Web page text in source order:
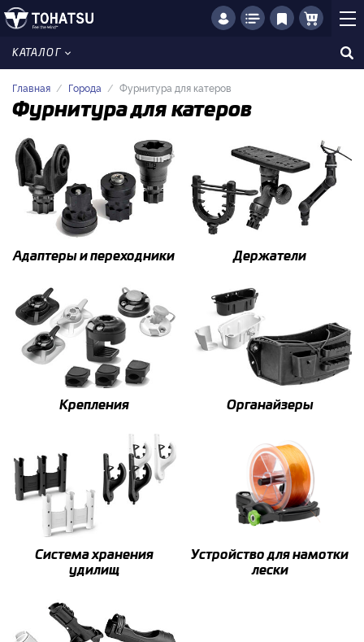
КАТАЛОГ
Главная Города Фурнитура для катеров
Фурнитура для катеров
Адаптеры и переходники Держатели
Крепления Органайзеры
Система хранения
удилищ
Устройство для намотки
лески